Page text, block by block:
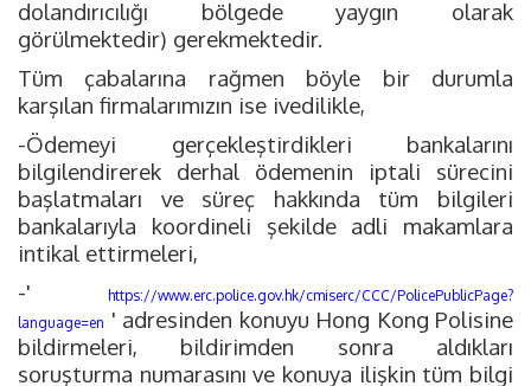
dolandırıcılığı bölgede yaygın olarak
görülmektedir) gerekmektedir.
Tüm çabalarına rağmen böyle bir durumla
karşılan firmalarımızın ise ivedilikle,
-Ödemeyi gerçekleştirdikleri bankalarını
bilgilendirerek derhal ödemenin iptali sürecini
başlatmaları ve süreç hakkında tüm bilgileri
bankalarıyla koordineli şekilde adli makamlara
intikal ettirmeleri,
-'
https://www.erc.police.gov.hk/cmiserc/CCC/PolicePublicPage?
language=en ' adresinden konuyu Hong Kong Polisine
bildirmeleri, bildirimden sonra aldıkları
soruşturma numarasını ve konuya ilişkin tüm bilgi